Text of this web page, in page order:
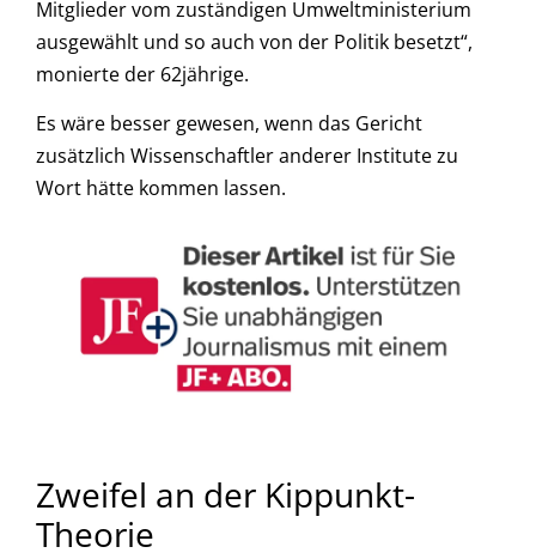
Mitglieder vom zuständigen Umweltministerium
ausgewählt und so auch von der Politik besetzt“,
monierte der 62jährige.
Es wäre besser gewesen, wenn das Gericht
zusätzlich Wissenschaftler anderer Institute zu
Wort hätte kommen lassen.
Zweifel an der Kippunkt-
Theorie